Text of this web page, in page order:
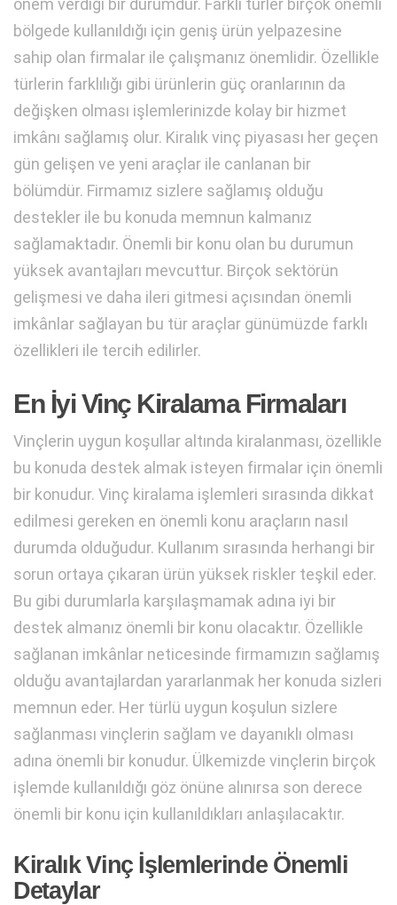
önem verdiği bir durumdur. Farklı türler birçok önemli
bölgede kullanıldığı için geniş ürün yelpazesine
sahip olan firmalar ile çalışmanız önemlidir. Özellikle
türlerin farklılığı gibi ürünlerin güç oranlarının da
değişken olması işlemlerinizde kolay bir hizmet
imkânı sağlamış olur. Kiralık vinç piyasası her geçen
gün gelişen ve yeni araçlar ile canlanan bir
bölümdür. Firmamız sizlere sağlamış olduğu
destekler ile bu konuda memnun kalmanız
sağlamaktadır. Önemli bir konu olan bu durumun
yüksek avantajları mevcuttur. Birçok sektörün
gelişmesi ve daha ileri gitmesi açısından önemli
imkânlar sağlayan bu tür araçlar günümüzde farklı
özellikleri ile tercih edilirler.
En İyi Vinç Kiralama Firmaları
Vinçlerin uygun koşullar altında kiralanması, özellikle
bu konuda destek almak isteyen firmalar için önemli
bir konudur. Vinç kiralama işlemleri sırasında dikkat
edilmesi gereken en önemli konu araçların nasıl
durumda olduğudur. Kullanım sırasında herhangi bir
sorun ortaya çıkaran ürün yüksek riskler teşkil eder.
Bu gibi durumlarla karşılaşmamak adına iyi bir
destek almanız önemli bir konu olacaktır. Özellikle
sağlanan imkânlar neticesinde firmamızın sağlamış
olduğu avantajlardan yararlanmak her konuda sizleri
memnun eder. Her türlü uygun koşulun sizlere
sağlanması vinçlerin sağlam ve dayanıklı olması
adına önemli bir konudur. Ülkemizde vinçlerin birçok
işlemde kullanıldığı göz önüne alınırsa son derece
önemli bir konu için kullanıldıkları anlaşılacaktır.
Kiralık Vinç İşlemlerinde Önemli
Detaylar